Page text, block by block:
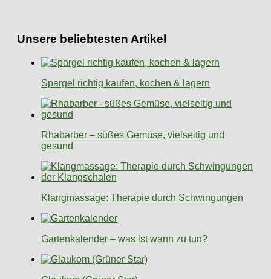
Unsere beliebtesten Artikel
Spargel richtig kaufen, kochen & lagern
Rhabarber – süßes Gemüse, vielseitig und
gesund
Klangmassage: Therapie durch Schwingungen
Gartenkalender – was ist wann zu tun?